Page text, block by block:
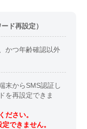
ド再設定）
かつ年齢確認以外
末からSMS認証し
を再設定できま
さい。
できません。